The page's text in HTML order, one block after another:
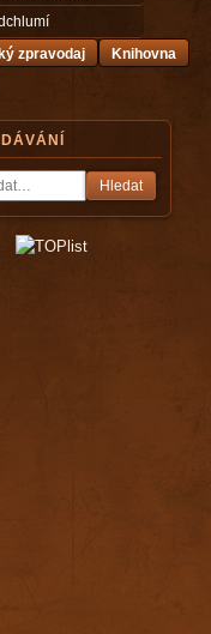
Hledat
zpravodaj
Knihovna